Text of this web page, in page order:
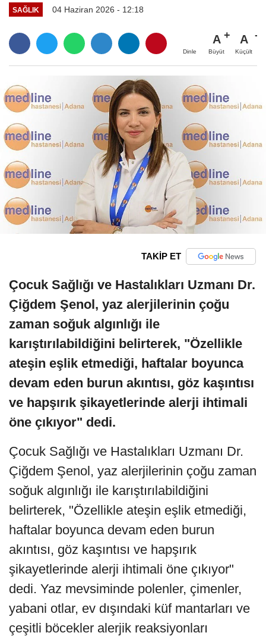
SAĞLIK 04 Haziran 2026 - 12:18
Dinle
A
Büyüt
A
Küçült
TAKİP ET
Çocuk Sağlığı ve Hastalıkları Uzmanı Dr.
Çiğdem Şenol, yaz alerjilerinin çoğu
zaman soğuk algınlığı ile
karıştırılabildiğini belirterek, "Özellikle
ateşin eşlik etmediği, haftalar boyunca
devam eden burun akıntısı, göz kaşıntısı
ve hapşırık şikayetlerinde alerji ihtimali
öne çıkıyor" dedi.
Çocuk Sağlığı ve Hastalıkları Uzmanı Dr.
Çiğdem Şenol, yaz alerjilerinin çoğu zaman
soğuk algınlığı ile karıştırılabildiğini
belirterek, "Özellikle ateşin eşlik etmediği,
haftalar boyunca devam eden burun
akıntısı, göz kaşıntısı ve hapşırık
şikayetlerinde alerji ihtimali öne çıkıyor"
dedi. Yaz mevsiminde polenler, çimenler,
yabani otlar, ev dışındaki küf mantarları ve
çeşitli böcekler alerjik reaksiyonları